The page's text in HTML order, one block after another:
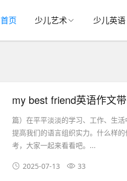
首页 少儿艺术 少儿英语
my best friend英语作文带
篇）在平平淡淡的学习、工作、生
提高我们的语言组织实力。什么样
考，大家一起来看看吧。...
2025-07-13 33